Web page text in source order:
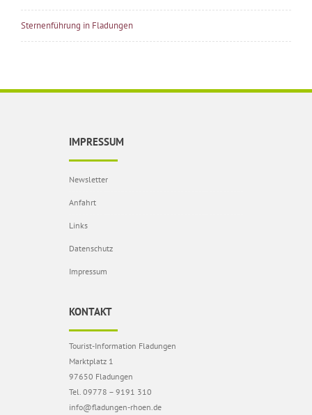
Sternenführung in Fladungen
IMPRESSUM
Newsletter
Anfahrt
Links
Datenschutz
Impressum
KONTAKT
Tourist-Information Fladungen
Marktplatz 1
97650 Fladungen
Tel. 09778 – 9191 310
info@fladungen-rhoen.de